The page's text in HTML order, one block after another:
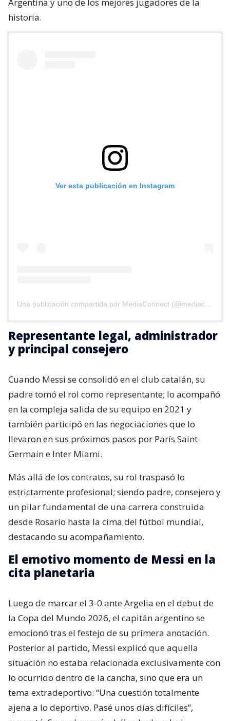
Argentina y uno de los mejores jugadores de la
historia.
Ver esta publicación en Instagram
Representante legal, administrador
y principal consejero
Cuando Messi se consolidó en el club catalán, su
padre tomó el rol como representante; lo acompañó
en la compleja salida de su equipo en 2021 y
también participó en las negociaciones que lo
llevaron en sus próximos pasos por París Saint-
Germain e Inter Miami.
Más allá de los contratos, su rol traspasó lo
estrictamente profesional; siendo padre, consejero y
un pilar fundamental de una carrera construida
desde Rosario hasta la cima del fútbol mundial,
destacando su acompañamiento.
El emotivo momento de Messi en la
cita planetaria
Luego de marcar el 3-0 ante Argelia en el debut de
la Copa del Mundo 2026, el capitán argentino se
emocionó tras el festejo de su primera anotación.
Posterior al partido, Messi explicó que aquella
situación no estaba relacionada exclusivamente con
lo ocurrido dentro de la cancha, sino que era un
tema extradeportivo: “Una cuestión totalmente
ajena a lo deportivo. Pasé unos días difíciles”,